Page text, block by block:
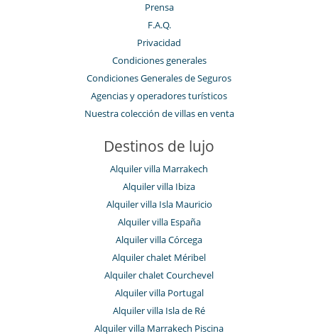
Prensa
F.A.Q.
Privacidad
Condiciones generales
Condiciones Generales de Seguros
Agencias y operadores turísticos
Nuestra colección de villas en venta
Destinos de lujo
Alquiler villa Marrakech
Alquiler villa Ibiza
Alquiler villa Isla Mauricio
Alquiler villa España
Alquiler villa Córcega
Alquiler chalet Méribel
Alquiler chalet Courchevel
Alquiler villa Portugal
Alquiler villa Isla de Ré
Alquiler villa Marrakech Piscina